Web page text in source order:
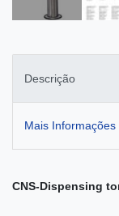
Descrição
Mais Informações
CNS-Dispensing